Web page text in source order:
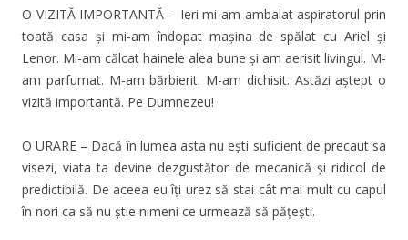
O VIZITĂ IMPORTANTĂ – Ieri mi-am ambalat aspiratorul prin
toată casa și mi-am îndopat mașina de spălat cu Ariel și
Lenor. Mi-am călcat hainele alea bune și am aerisit livingul. M-
am parfumat. M-am bărbierit. M-am dichisit. Astăzi aștept o
vizită importantă. Pe Dumnezeu!
O URARE – Dacă în lumea asta nu ești suficient de precaut sa
visezi, viata ta devine dezgustător de mecanică și ridicol de
predictibilă. De aceea eu îți urez să stai cât mai mult cu capul
în nori ca să nu știe nimeni ce urmează să pățești.